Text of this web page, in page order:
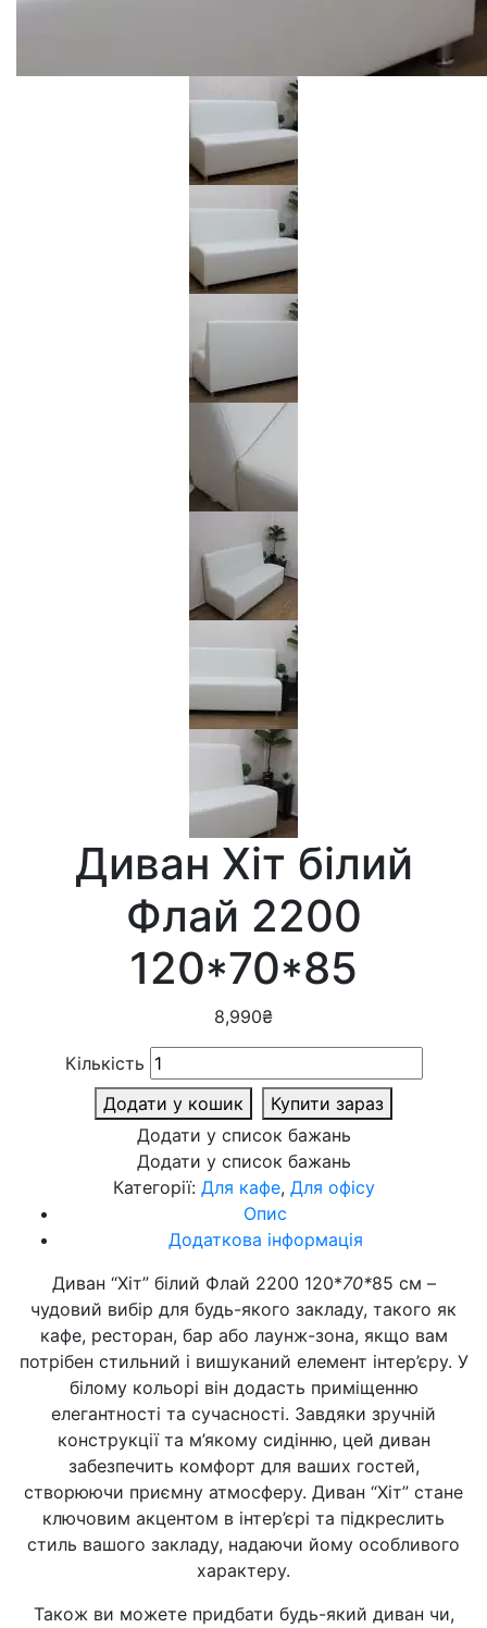
Диван Хіт білий
Флай 2200
120*70*85
8,990₴
Кількість
Додати у кошик
Купити зараз
Додати у список бажань
Додати у список бажань
Категорії: Для кафе, Для офісу
Опис
Додаткова інформація
Диван “Хіт” білий Флай 2200 120*70*85 см –
чудовий вибір для будь-якого закладу, такого як
кафе, ресторан, бар або лаунж-зона, якщо вам
потрібен стильний і вишуканий елемент інтер’єру. У
білому кольорі він додасть приміщенню
елегантності та сучасності. Завдяки зручній
конструкції та м’якому сидінню, цей диван
забезпечить комфорт для ваших гостей,
створюючи приємну атмосферу. Диван “Хіт” стане
ключовим акцентом в інтер’єрі та підкреслить
стиль вашого закладу, надаючи йому особливого
характеру.
Також ви можете придбати будь-який диван чи,